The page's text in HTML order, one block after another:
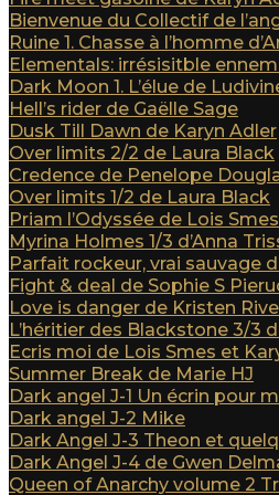
Bienvenue du Collectif de
Ruine 1. Chasse à l’homme
Elementals: irrésisitble
Dark Moon 1. L’élue de
Hell’s rider de Gaëlle Sage
Dusk Till Dawn de Karyn Adler
Over limits 2/2 de Laura Black
Credence de Penelope
Over limits 1/2 de Laura Black
Priam l’Odyssée de Lois Smes
Myrina Holmes 1/3 d’Anna
Parfait rockeur, vrai sauvage
Fight & deal de Sophie S
Love is danger de Kristen
L’héritier des Blackstone 3/3
Ecris moi de Lois Smes et
Summer Break de Marie HJ
Dark angel J-1 Un écrin pour
Dark angel J-2 Mike
Dark Angel J-3 Theon et
Dark Angel J-4 de Gwen
Queen of Anarchy volume 2